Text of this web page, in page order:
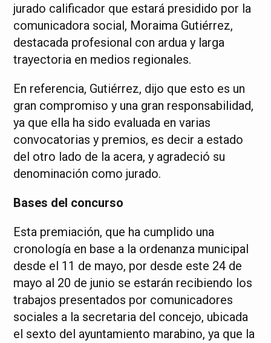
jurado calificador que estará presidido por la
comunicadora social, Moraima Gutiérrez,
destacada profesional con ardua y larga
trayectoria en medios regionales.
En referencia, Gutiérrez, dijo que esto es un
gran compromiso y una gran responsabilidad,
ya que ella ha sido evaluada en varias
convocatorias y premios, es decir a estado
del otro lado de la acera, y agradeció su
denominación como jurado.
Bases del concurso
Esta premiación, que ha cumplido una
cronología en base a la ordenanza municipal
desde el 11 de mayo, por desde este 24 de
mayo al 20 de junio se estarán recibiendo los
trabajos presentados por comunicadores
sociales a la secretaria del concejo, ubicada
el sexto del ayuntamiento marabino, ya que la